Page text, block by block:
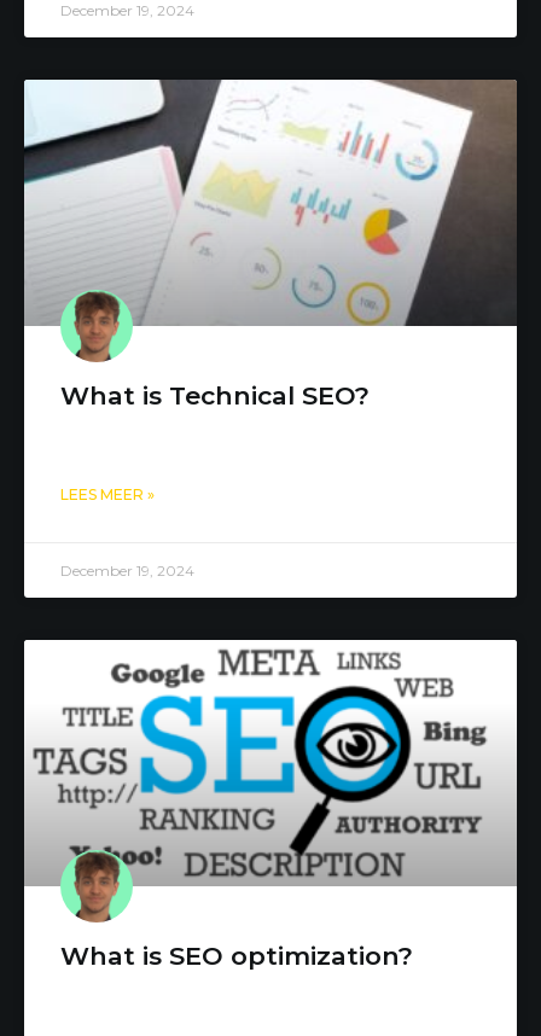
December 19, 2024
What is Technical SEO?
LEES MEER »
December 19, 2024
What is SEO optimization?